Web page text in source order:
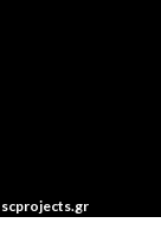
scprojects.gr